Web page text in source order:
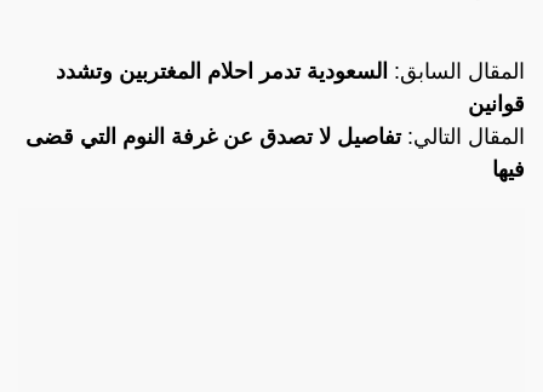
المقال السابق: السعودية تدمر احلام المغتربين وتشدد
قوانين
المقال التالي:تفاصيل لا تصدق عن غرفة النوم التي قضى
فيها